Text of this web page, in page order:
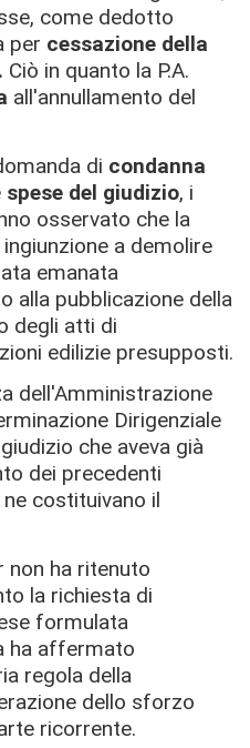
come dedotto
per cessazione della
Ciò in quanto la P.A.
all'annullamento del
di condanna
spese del giudizio, i
osservato che la
a demolire
emanata
alla pubblicazione della
degli atti di
edilizie presupposti.
dell'Amministrazione
Dirigenziale
che aveva già
dei precedenti
costituivano il
non ha ritenuto
la richiesta di
formulata
ha affermato
regola della
dello sforzo
ricorrente.